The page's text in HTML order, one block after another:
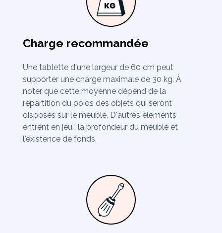
Charge recommandée
Une tablette d'une largeur de 60 cm peut
supporter une charge maximale de 30 kg. À
noter que cette moyenne dépend de la
répartition du poids des objets qui seront
disposés sur le meuble. D'autres éléments
entrent en jeu : la profondeur du meuble et
l'existence de fonds.